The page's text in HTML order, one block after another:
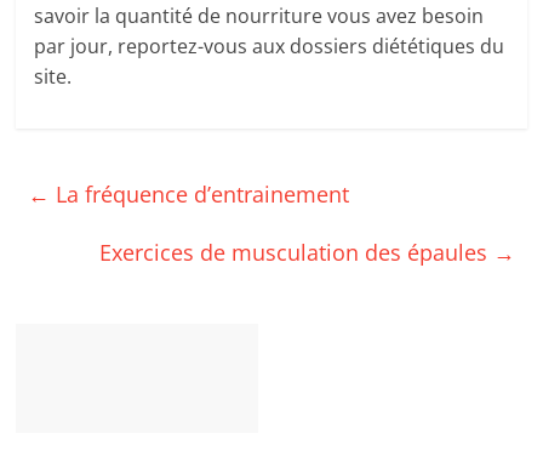
savoir la quantité de nourriture vous avez besoin
par jour, reportez-vous aux dossiers diététiques du
site.
← La fréquence d’entrainement
Exercices de musculation des épaules →